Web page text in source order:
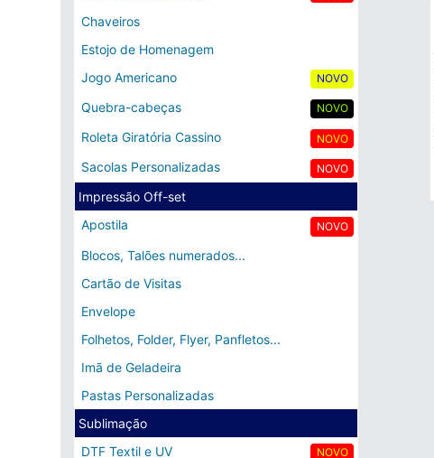
Chaveiros
Estojo de Homenagem
NOVO
Jogo Americano
NOVO
Quebra-cabeças
NOVO
Roleta Giratória Cassino
NOVO
Sacolas Personalizadas
Impressão Off-set
NOVO
Apostila
Blocos, Talões numerados...
Cartão de Visitas
Envelope
Folhetos, Folder, Flyer, Panfletos...
Imã de Geladeira
Pastas Personalizadas
Sublimação
NOVO
DTF Textil e UV